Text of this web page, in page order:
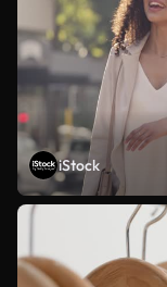
iStock